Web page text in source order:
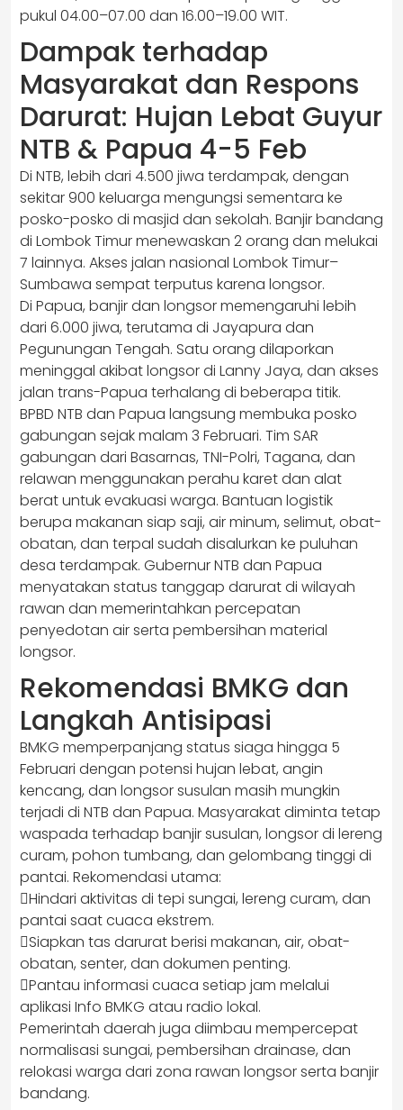
pukul 04.00–07.00 dan 16.00–19.00 WIT.
Dampak terhadap
Masyarakat dan Respons
Darurat: Hujan Lebat Guyur
NTB & Papua 4-5 Feb
Di NTB, lebih dari 4.500 jiwa terdampak, dengan
sekitar 900 keluarga mengungsi sementara ke
posko-posko di masjid dan sekolah. Banjir bandang
di Lombok Timur menewaskan 2 orang dan melukai
7 lainnya. Akses jalan nasional Lombok Timur–
Sumbawa sempat terputus karena longsor.
Di Papua, banjir dan longsor memengaruhi lebih
dari 6.000 jiwa, terutama di Jayapura dan
Pegunungan Tengah. Satu orang dilaporkan
meninggal akibat longsor di Lanny Jaya, dan akses
jalan trans-Papua terhalang di beberapa titik.
BPBD NTB dan Papua langsung membuka posko
gabungan sejak malam 3 Februari. Tim SAR
gabungan dari Basarnas, TNI-Polri, Tagana, dan
relawan menggunakan perahu karet dan alat
berat untuk evakuasi warga. Bantuan logistik
berupa makanan siap saji, air minum, selimut, obat-
obatan, dan terpal sudah disalurkan ke puluhan
desa terdampak. Gubernur NTB dan Papua
menyatakan status tanggap darurat di wilayah
rawan dan memerintahkan percepatan
penyedotan air serta pembersihan material
longsor.
Rekomendasi BMKG dan
Langkah Antisipasi
BMKG memperpanjang status siaga hingga 5
Februari dengan potensi hujan lebat, angin
kencang, dan longsor susulan masih mungkin
terjadi di NTB dan Papua. Masyarakat diminta tetap
waspada terhadap banjir susulan, longsor di lereng
curam, pohon tumbang, dan gelombang tinggi di
pantai. Rekomendasi utama:
Hindari aktivitas di tepi sungai, lereng curam, dan
pantai saat cuaca ekstrem.
Siapkan tas darurat berisi makanan, air, obat-
obatan, senter, dan dokumen penting.
Pantau informasi cuaca setiap jam melalui
aplikasi Info BMKG atau radio lokal.
Pemerintah daerah juga diimbau mempercepat
normalisasi sungai, pembersihan drainase, dan
relokasi warga dari zona rawan longsor serta banjir
bandang.